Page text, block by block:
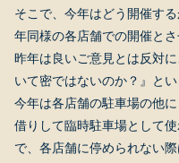
そこで、今年はどう開催す
年同様の各店舗での開催と
昨年は良いご意見とは反対
いて密ではないのか？』と
今年は各店舗の駐車場の他
借りして臨時駐車場として
で、各店舗に停められない